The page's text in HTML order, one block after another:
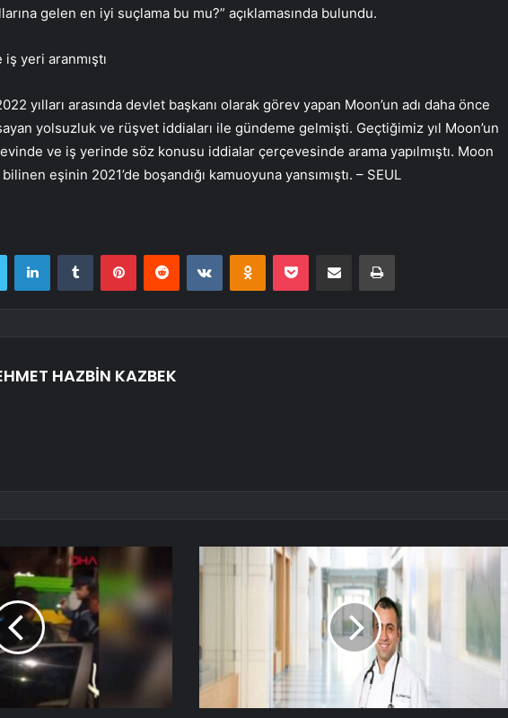
gelen en iyi suçlama bu mu?” açıklamasında bulundu.
iş yeri aranmıştı
yılları arasında devlet başkanı olarak görev yapan Moon’un adı daha önce
yolsuzluk ve rüşvet iddiaları ile gündeme gelmişti. Geçtiğimiz yıl Moon’un
evinde ve iş yerinde söz konusu iddialar çerçevesinde arama yapılmıştı. Moon
eşinin 2021’de boşandığı kamuoyuna yansımıştı. – SEUL
Twitter LinkedInTumblr PinterestReddit VKontakteOdnoklassniki
Pocket E-Posta ile paylaş Yazdır
HAZBİN KAZBEK